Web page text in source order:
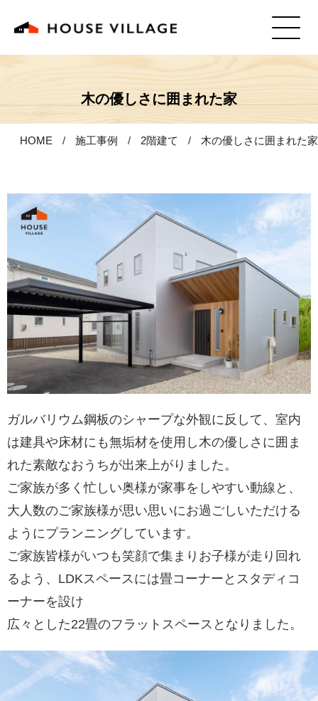
木の優しさに囲まれた家
HOME 施工事例 2階建て 木の優しさに囲まれた家
ガルバリウム鋼板のシャープな外観に反して、室内
は建具や床材にも無垢材を使用し木の優しさに囲ま
れた素敵なおうちが出来上がりました。
ご家族が多く忙しい奥様が家事をしやすい動線と、
大人数のご家族様が思い思いにお過ごしいただける
ようにプランニングしています。
ご家族皆様がいつも笑顔で集まりお子様が走り回れ
るよう、LDKスペースには畳コーナーとスタディコ
ーナーを設け
広々とした22畳のフラットスペースとなりました。